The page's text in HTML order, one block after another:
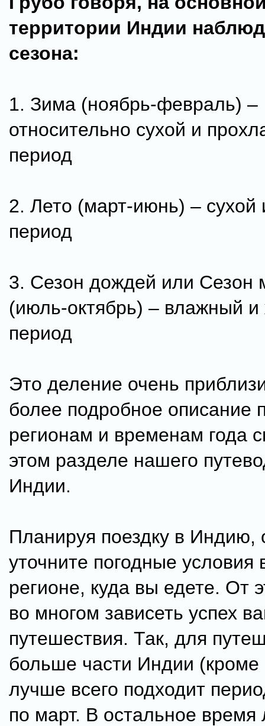
территории Индии
сезона:
1. Зима (ноябрь-февраль) –
относительно сухой и
период
2. Лето (март-июнь) – сухой
период
3. Сезон дождей или Сезон
(июль-октябрь) – влажный и
период
Это деление очень
более подробное описание
регионам и временам года
этом разделе нашего
Индии.
Планируя поездку в Индию,
уточните погодные условия
регионе, куда вы едете. От
во многом зависеть успех
путешествия. Так, для
больше части Индии (кроме
лучше всего подходит
по март. В остальное время